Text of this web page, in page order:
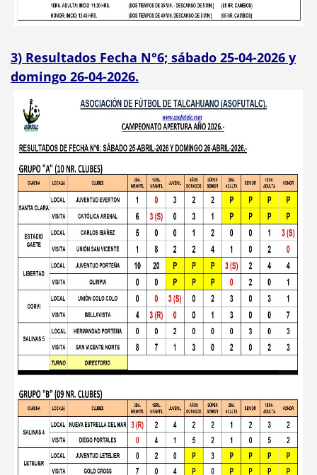
3) Resultados Fecha N°6; sábado 25-04-2026 y
domingo 26-04-2026.